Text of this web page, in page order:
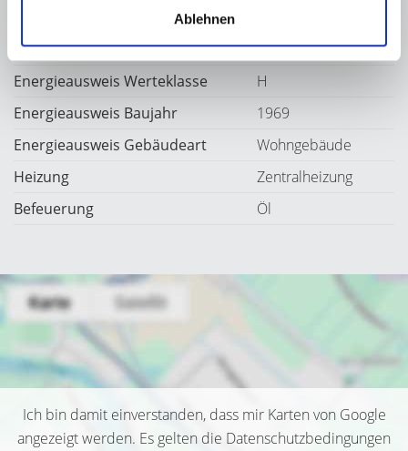
Ablehnen
Energieausweis gültig bis
Energieausweis Jahrgang
ab dem 1.5.2014
Energieausweis Werteklasse
H
Energieausweis Baujahr
1969
Energieausweis Gebäudeart
Wohngebäude
Heizung
Zentralheizung
Befeuerung
Öl
Ich bin damit einverstanden, dass mir Karten von Google
angezeigt werden. Es gelten die Datenschutzbedingungen